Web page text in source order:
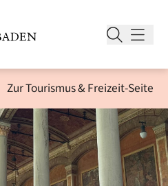
Zur Tourismus & Freizeit-Seite